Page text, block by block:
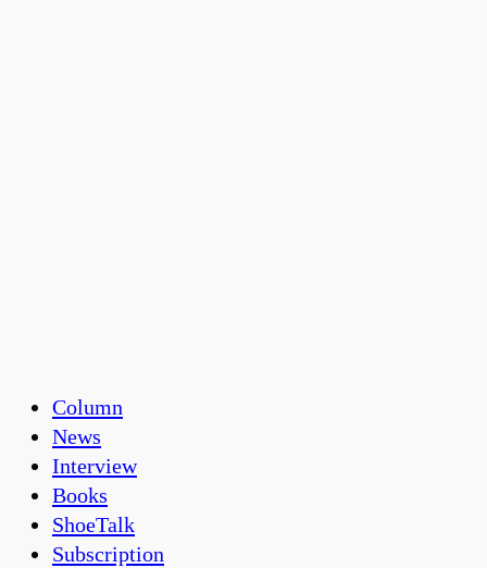
Column
News
Interview
Books
ShoeTalk
Subscription